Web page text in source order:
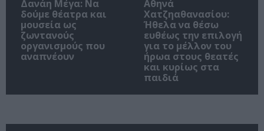
Δανάη Μέγα: Να
δούμε θέατρα και
μουσεία ως
ζωντανούς
οργανισμούς που
αναπνέουν
Αθηνά
Χατζηαθανασίου:
Ήθελα να θέσω
ευθέως την επιλογή
για το μέλλον του
ήρωα στους θεατές
και κυρίως στα
παιδιά